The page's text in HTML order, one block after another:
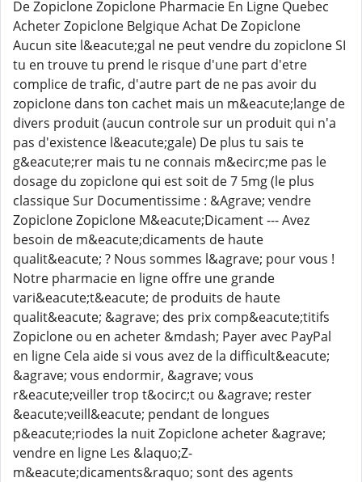
De Zopiclone Zopiclone Pharmacie En Ligne Quebec
Acheter Zopiclone Belgique Achat De Zopiclone
Aucun site l&eacute;gal ne peut vendre du zopiclone SI
tu en trouve tu prend le risque d'une part d'etre
complice de trafic, d'autre part de ne pas avoir du
zopiclone dans ton cachet mais un m&eacute;lange de
divers produit (aucun controle sur un produit qui n'a
pas d'existence l&eacute;gale) De plus tu sais te
g&eacute;rer mais tu ne connais m&ecirc;me pas le
dosage du zopiclone qui est soit de 7 5mg (le plus
classique Sur Documentissime : &Agrave; vendre
Zopiclone Zopiclone M&eacute;Dicament --- Avez
besoin de m&eacute;dicaments de haute
qualit&eacute; ? Nous sommes l&agrave; pour vous !
Notre pharmacie en ligne offre une grande
vari&eacute;t&eacute; de produits de haute
qualit&eacute; &agrave; des prix comp&eacute;titifs
Zopiclone ou en acheter &mdash; Payer avec PayPal
en ligne Cela aide si vous avez de la difficult&eacute;
&agrave; vous endormir, &agrave; vous
r&eacute;veiller trop t&ocirc;t ou &agrave; rester
&eacute;veill&eacute; pendant de longues
p&eacute;riodes la nuit Zopiclone acheter &agrave;
vendre en ligne Les &laquo;Z-
m&eacute;dicaments&raquo; sont des agents